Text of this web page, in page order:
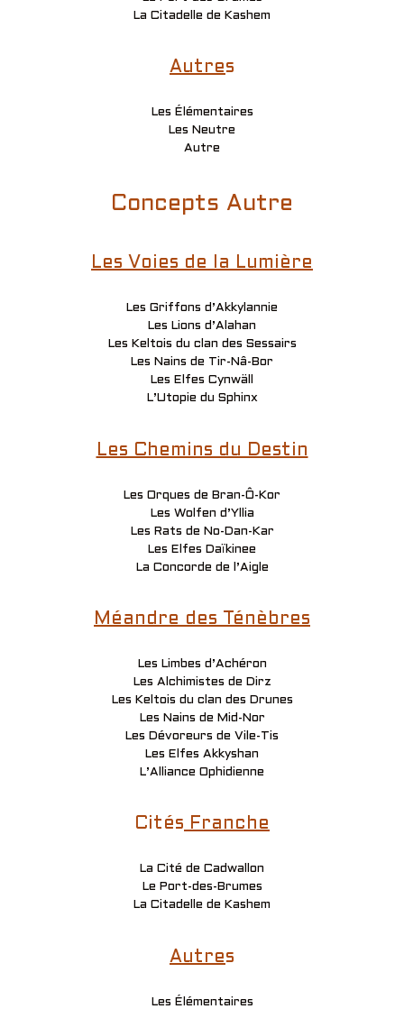
La Citadelle de Kashem
Autres
Les Élémentaires
Les Neutre
Autre
Concepts Autre
Les Voies de la Lumière
Les Griffons d’Akkylannie
Les Lions d’Alahan
Les Keltois du clan des Sessairs
Les Nains de Tir-Nâ-Bor
Les Elfes Cynwäll
L’Utopie du Sphinx
Les Chemins du Destin
Les Orques de Bran-Ô-Kor
Les Wolfen d’Yllia
Les Rats de No-Dan-Kar
Les Elfes Daïkinee
La Concorde de l’Aigle
Méandre des Ténèbres
Les Limbes d’Achéron
Les Alchimistes de Dirz
Les Keltois du clan des Drunes
Les Nains de Mid-Nor
Les Dévoreurs de Vile-Tis
Les Elfes Akkyshan
L’Alliance Ophidienne
Cités Franche
La Cité de Cadwallon
Le Port-des-Brumes
La Citadelle de Kashem
Autres
Les Élémentaires